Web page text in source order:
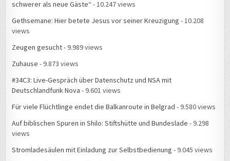
schwerer als neue Gäste“ - 10.247 views
Gethsemane: Hier betete Jesus vor seiner Kreuzigung - 10.208
views
Zeugen gesucht- 9.989 views
Zuhause - 9.873 views
#34C3: Live-Gespräch über Datenschutz und NSA mit
Deutschlandfunk Nova - 9.601 views
Für viele Flüchtlinge endet die Balkanroute in Belgrad - 9.580 views
Auf biblischen Spuren in Shilo: Stiftshütte und Bundeslade - 9.298
views
Stromladesäulen mit Einladung zur Selbstbedienung - 9.045 views